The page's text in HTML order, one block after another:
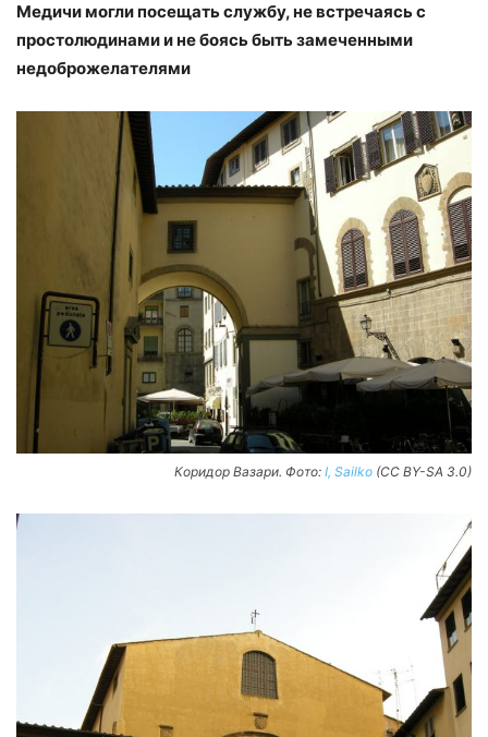
Медичи могли посещать службу, не встречаясь с
простолюдинами и не боясь быть замеченными
недоброжелателями
Коридор Вазари. Фото: I, Sailko (CC BY-SA 3.0)